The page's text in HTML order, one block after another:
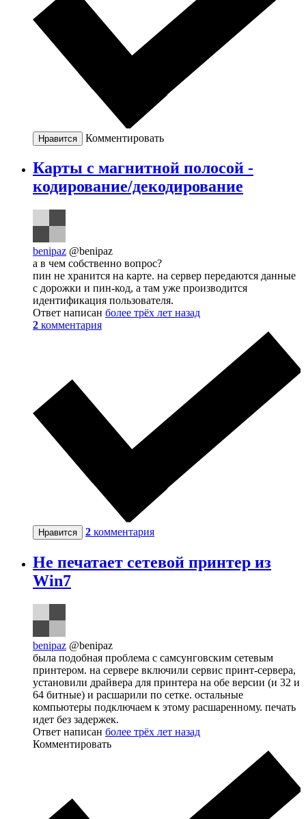
Нравится Комментировать
Карты с магнитной полосой -
кодирование/декодирование
benipaz @benipaz
а в чем собственно вопрос?
пин не хранится на карте. на сервер передаются данные
с дорожки и пин-код, а там уже производится
идентификация пользователя.
Ответ написан более трёх лет назад
2 комментария
Нравится 2 комментария
Не печатает сетевой принтер из
Win7
benipaz @benipaz
была подобная проблема с самсунговским сетевым
принтером. на сервере включили сервис принт-сервера,
установили драйвера для принтера на обе версии (и 32 и
64 битные) и расшарили по сетке. остальные
компьютеры подключаем к этому расшаренному. печать
идет без задержек.
Ответ написан более трёх лет назад
Комментировать